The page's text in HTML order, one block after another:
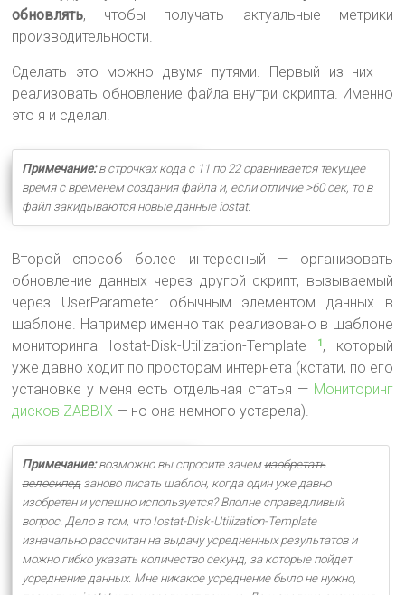
обновлять, чтобы получать актуальные метрики
производительности.
Сделать это можно двумя путями. Первый из них —
реализовать обновление файла внутри скрипта. Именно
это я и сделал.
Примечание:в строчках кода с 11 по 22 сравнивается текущее
время с временем создания файла и, если отличие >60 сек, то в
файл закидываются новые данные iostat.
Второй способ более интересный — организовать
обновление данных через другой скрипт, вызываемый
через UserParameter обычным элементом данных в
шаблоне. Например именно так реализовано в шаблоне
мониторинга Iostat-Disk-Utilization-Template
1 , который
уже давно ходит по просторам интернета (кстати, по его
установке у меня есть отдельная статья — Мониторинг
дисков ZABBIX — но она немного устарела).
Примечание:возможно вы спросите зачемизобретать
велосипедзаново писать шаблон, когда один уже давно
изобретен и успешно используется? Вполне справедливый
вопрос. Дело в том, что Iostat-Disk-Utilization-Template
изначально рассчитан на выдачу усредненных результатов и
можно гибко указать количество секунд, за которые пойдет
усреднение данных. Мне никакое усреднение было не нужно,